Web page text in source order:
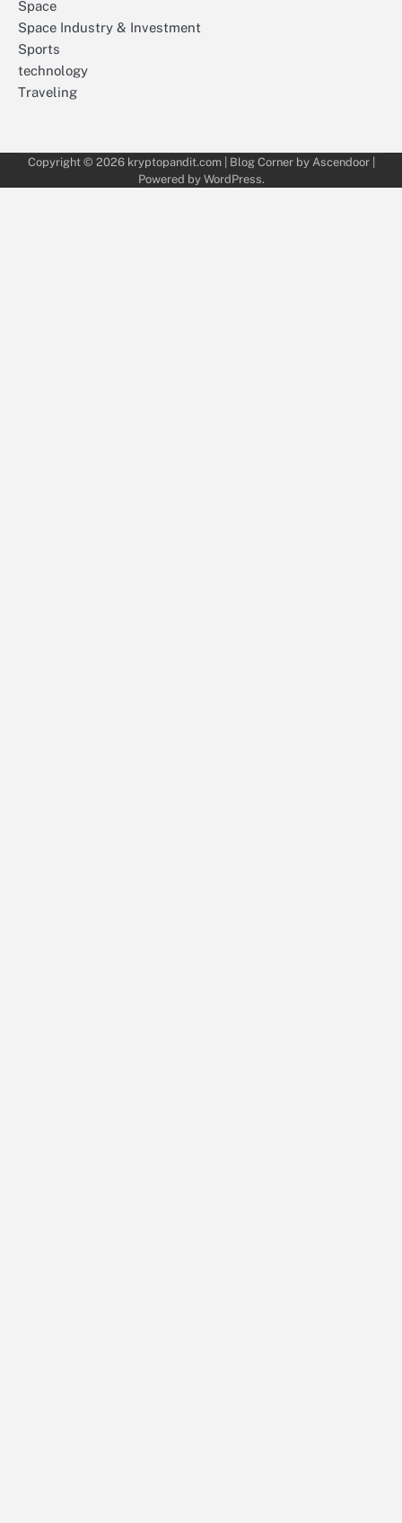
Space
Space Industry & Investment
Sports
technology
Traveling
Copyright © 2026 kryptopandit.com| Blog Corner by Ascendoor|
Powered by WordPress.